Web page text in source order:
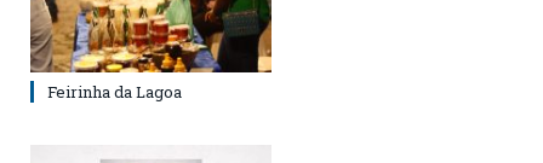
Feirinha da Lagoa